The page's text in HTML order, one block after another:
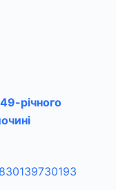
річного